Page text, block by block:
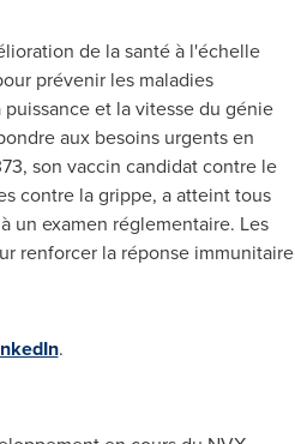
de la santé à l'échelle
prévenir les maladies
et la vitesse du génie
aux besoins urgents en
son vaccin candidat contre le
contre la grippe, a atteint tous
un examen réglementaire. Les
renforcer la réponse immunitaire
.